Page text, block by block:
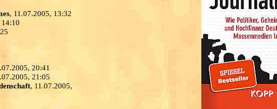
, 11.07.2005, 13:32
20:41
21:05
, 11.07.2005,